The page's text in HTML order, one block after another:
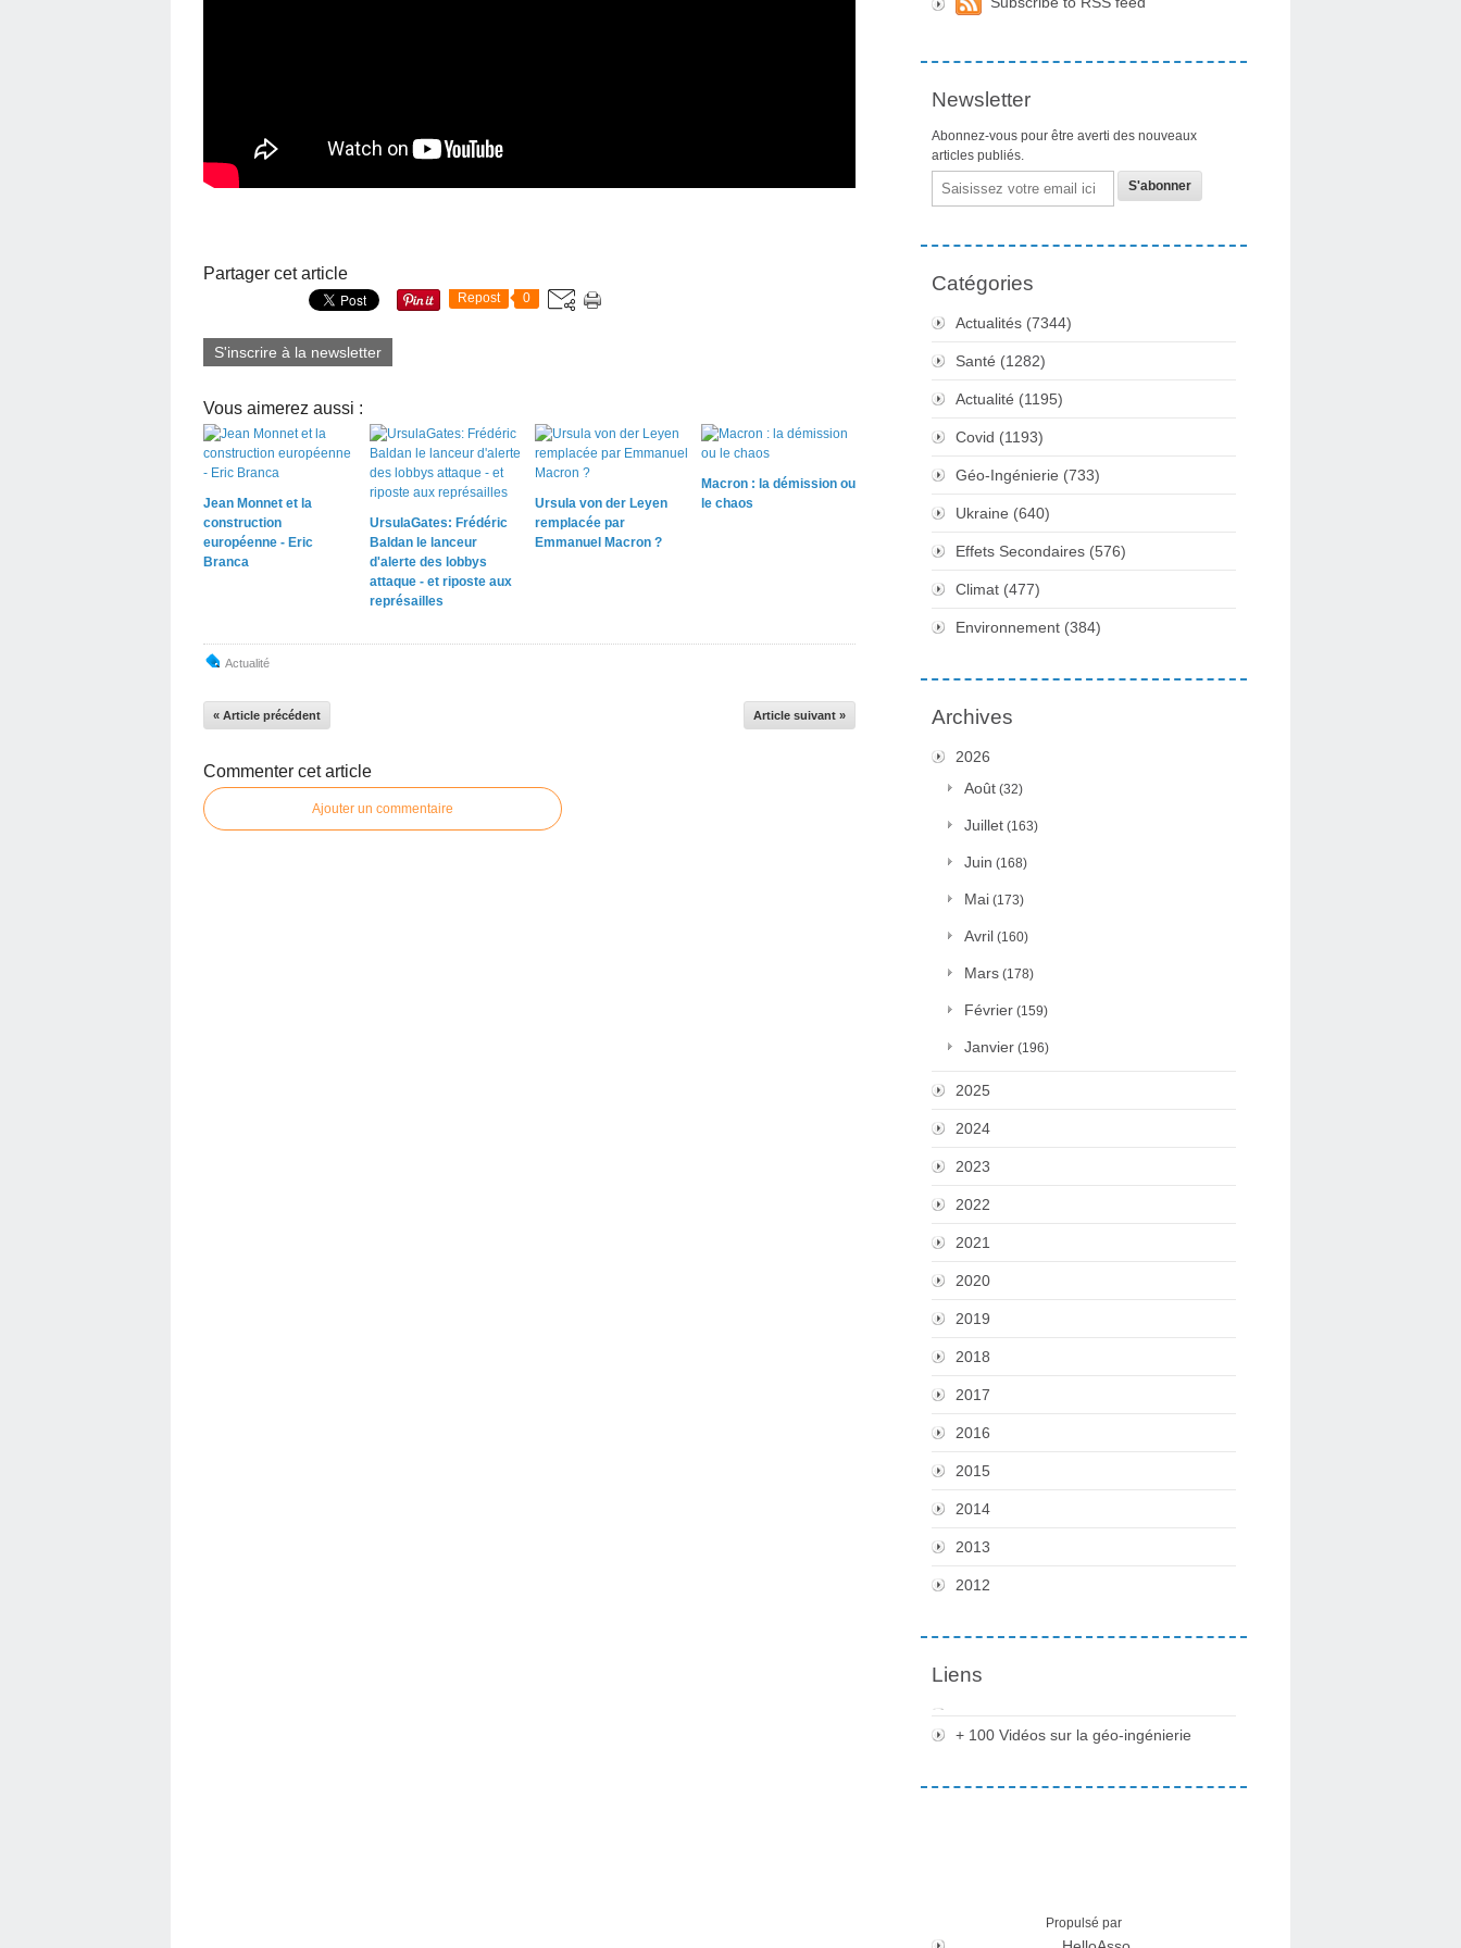
Partager cet article
Repost 0
S'inscrire à la newsletter
Vous aimerez aussi :
Jean Monnet et la
construction
européenne - Eric
Branca
UrsulaGates: Frédéric
Baldan le lanceur
d'alerte des lobbys
attaque - et riposte aux
représailles
Ursula von der Leyen
remplacée par
Emmanuel Macron ?
Macron : la démission ou
le chaos
Actualité
« Article précédent Article suivant »
Commenter cet article
Ajouter un commentaire
Newsletter
Abonnez-vous pour être averti des nouveaux
articles publiés.
Email
Catégories
Actualités (7344)
Santé (1282)
Actualité (1195)
Covid (1193)
Géo-Ingénierie (733)
Ukraine (640)
Effets Secondaires (576)
Climat (477)
Environnement (384)
Archives
2026
Août (32)
Juillet (163)
Juin (168)
Mai (173)
Avril (160)
Mars (178)
Février (159)
Janvier (196)
2025
2024
2023
2022
2021
2020
2019
2018
2017
2016
2015
2014
2013
2012
Liens
+ 100 Vidéos sur la géo-ingénierie
Propulsé par